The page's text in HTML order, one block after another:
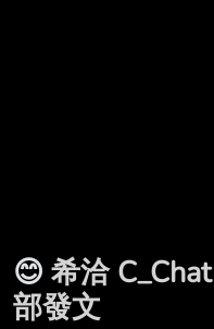
😊 希洽 C_Chat
部發文